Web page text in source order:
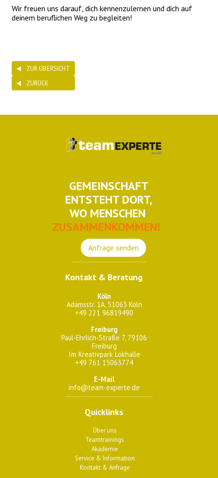
Wir freuen uns darauf, dich kennenzulernen und dich auf
deinem beruflichen Weg zu begleiten!
ZUR ÜBERSICHT
ZURÜCK
GEMEINSCHAFT
ENTSTEHT DORT,
WO MENSCHEN
ZUSAMMENKOMMEN!
Anfrage senden
Kontakt & Beratung
Köln
Adamsstr. 1A, 51063 Köln
+49 221 96819490
Freiburg
Paul-Ehrlich-Straße 7, 79106
Freiburg
Im Kreativpark Lokhalle
+49 761 15063774
E-Mail
info@team-experte.de
Quicklinks
Über uns
Teamtrainings
Akademie
Service & Information
Kontakt & Anfrage